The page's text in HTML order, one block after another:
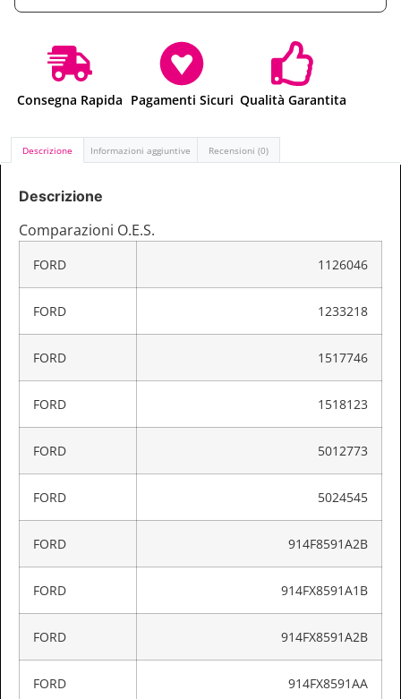
Consegna Rapida Pagamenti Sicuri Qualità Garantita
Descrizione Informazioni aggiuntive Recensioni (0)
Descrizione
Comparazioni O.E.S.
FORD 1126046
FORD 1233218
FORD 1517746
FORD 1518123
FORD 5012773
FORD 5024545
FORD 914F8591A2B
FORD 914FX8591A1B
FORD 914FX8591A2B
FORD 914FX8591AA